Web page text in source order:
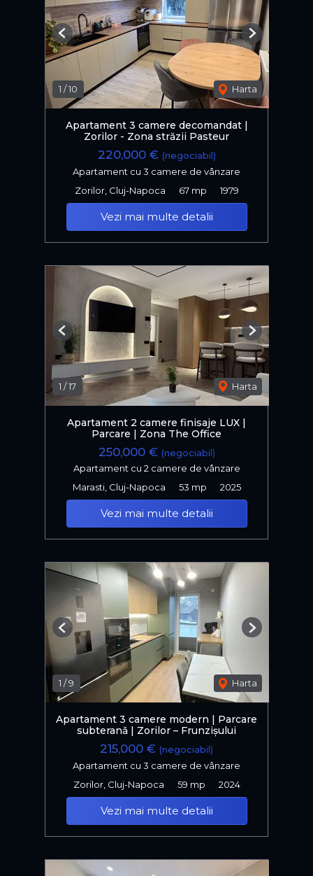
1 /10 Harta
Previous Next
Apartament 3 camere decomandat |
Zorilor - Zona străzii Pasteur
220,000 € (negociabil)
Apartament cu 3 camere de vânzare
Zorilor, Cluj-Napoca
67 mp 1979
Vezi mai multe detalii
1 /17 Harta
Previous Next
Apartament 2 camere finisaje LUX |
Parcare | Zona The Office
250,000 € (negociabil)
Apartament cu 2 camere de vânzare
Marasti, Cluj-Napoca
53 mp 2025
Vezi mai multe detalii
1 /9 Harta
Previous Next
Apartament 3 camere modern | Parcare
subteranǎ | Zorilor – Frunzișului
215,000 € (negociabil)
Apartament cu 3 camere de vânzare
Zorilor, Cluj-Napoca
59 mp 2024
Vezi mai multe detalii